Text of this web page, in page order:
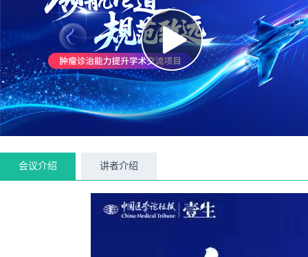
会议介绍 讲者介绍